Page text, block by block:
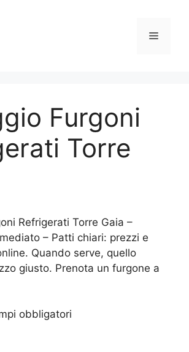
Menu
Furgoni
Torre
Refrigerati Torre Gaia –
– Patti chiari: prezzi e
Quando serve, quello
giusto. Prenota un furgone a
obbligatori